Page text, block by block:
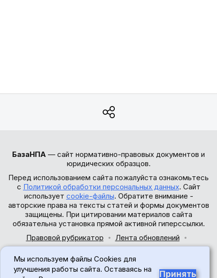
БазаНПА — сайт нормативно-правовых документов и
юридических образцов.
Перед использованием сайта пожалуйста ознакомьтесь
с Политикой обработки персональных данных. Сайт
использует cookie-файлы. Обратите внимание -
авторские права на тексты статей и формы документов
защищены. При цитировании материалов сайта
обязательна установка прямой активной гиперссылки.
Правовой рубрикатор
Лента обновлений
© 2017-2026
Мы используем файлы Cookies для
улучшения работы сайта. Оставаясь на
Принять